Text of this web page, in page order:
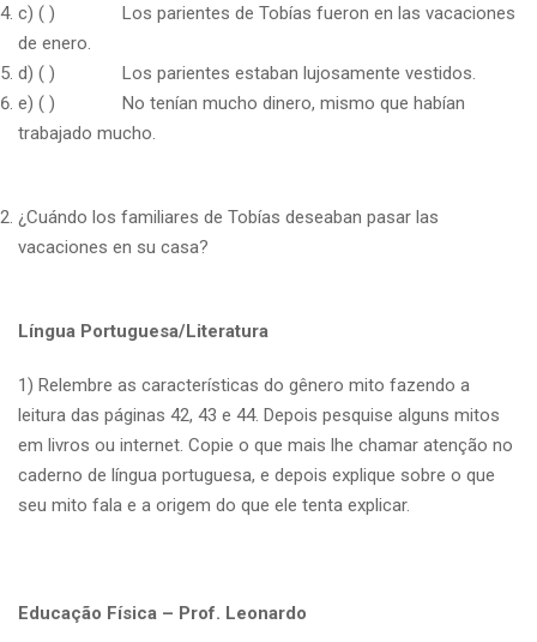
c) ( ) Los parientes de Tobías fueron en las vacaciones
de enero.
d) ( ) Los parientes estaban lujosamente vestidos.
e) ( ) No tenían mucho dinero, mismo que habían
trabajado mucho.
¿Cuándo los familiares de Tobías deseaban pasar las
vacaciones en su casa?
Língua Portuguesa/Literatura
1) Relembre as características do gênero mito fazendo a
leitura das páginas 42, 43 e 44. Depois pesquise alguns mitos
em livros ou internet. Copie o que mais lhe chamar atenção no
caderno de língua portuguesa, e depois explique sobre o que
seu mito fala e a origem do que ele tenta explicar.
Educação Física – Prof. Leonardo